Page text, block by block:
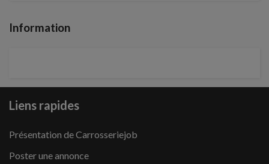
Information
Liens rapides
Présentation de Carrosseriejob
Poster une annonce